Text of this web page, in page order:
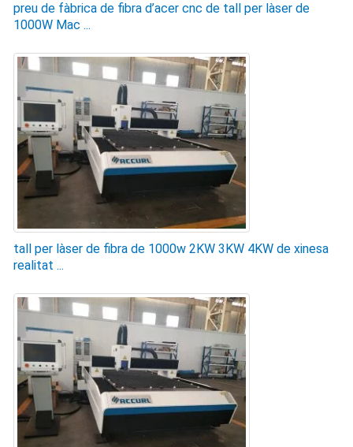
preu de fàbrica de fibra d’acer cnc de tall per làser de
1000W Mac ...
tall per làser de fibra de 1000w 2KW 3KW 4KW de xinesa
realitat ...